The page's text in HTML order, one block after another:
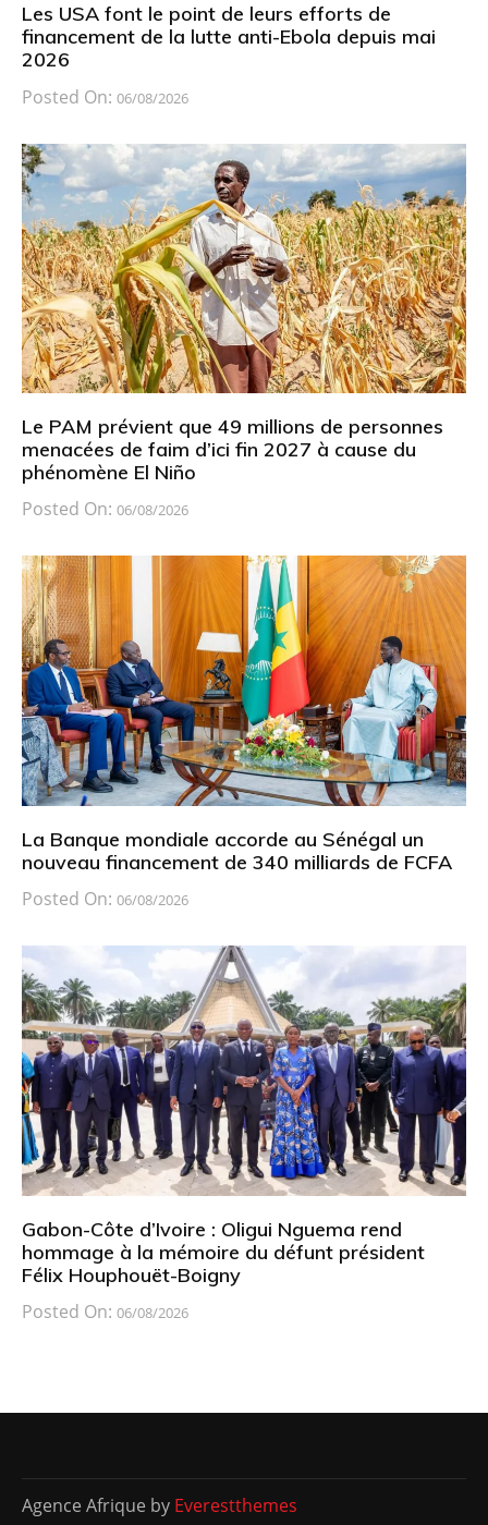
Les USA font le point de leurs efforts de
financement de la lutte anti-Ebola depuis mai
2026
Posted On: 06/08/2026
Le PAM prévient que 49 millions de personnes
menacées de faim d’ici fin 2027 à cause du
phénomène El Niño
Posted On: 06/08/2026
La Banque mondiale accorde au Sénégal un
nouveau financement de 340 milliards de FCFA
Posted On: 06/08/2026
Gabon-Côte d’Ivoire : Oligui Nguema rend
hommage à la mémoire du défunt président
Félix Houphouët-Boigny
Posted On: 06/08/2026
Agence Afrique by Everestthemes